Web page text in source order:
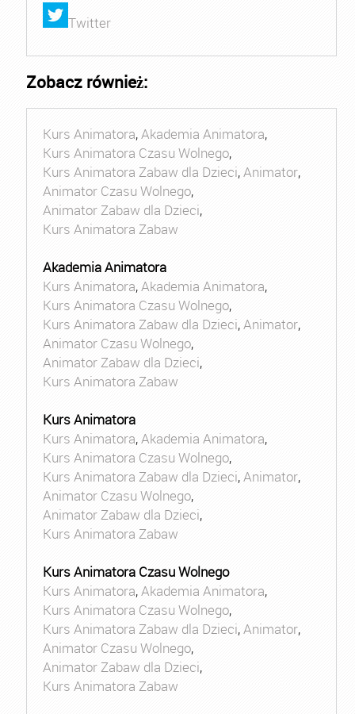
Twitter
Zobacz również:
Kurs Animatora,Akademia Animatora,
Kurs Animatora Czasu Wolnego,
Kurs Animatora Zabaw dla Dzieci,Animator,
Animator Czasu Wolnego,
Animator Zabaw dla Dzieci,
Kurs Animatora Zabaw
Akademia Animatora
Kurs Animatora,Akademia Animatora,
Kurs Animatora Czasu Wolnego,
Kurs Animatora Zabaw dla Dzieci,Animator,
Animator Czasu Wolnego,
Animator Zabaw dla Dzieci,
Kurs Animatora Zabaw
Kurs Animatora
Kurs Animatora,Akademia Animatora,
Kurs Animatora Czasu Wolnego,
Kurs Animatora Zabaw dla Dzieci,Animator,
Animator Czasu Wolnego,
Animator Zabaw dla Dzieci,
Kurs Animatora Zabaw
Kurs Animatora Czasu Wolnego
Kurs Animatora,Akademia Animatora,
Kurs Animatora Czasu Wolnego,
Kurs Animatora Zabaw dla Dzieci,Animator,
Animator Czasu Wolnego,
Animator Zabaw dla Dzieci,
Kurs Animatora Zabaw